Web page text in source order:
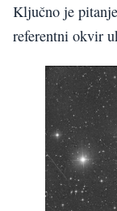
Ključno je
referentni okvir